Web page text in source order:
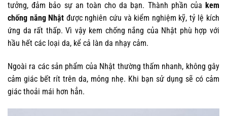
tưởng, đảm bảo sự an toàn cho da bạn. Thành phần của kem
chống nắng Nhật được nghiên cứu và kiểm nghiệm kỹ, tỷ lệ kích
ứng da rất thấp. Vì vậy kem chống nắng của Nhật phù hợp với
hầu hết các loại da, kể cả làn da nhạy cảm.
Ngoài ra các sản phẩm của Nhật thường thấm nhanh, không gây
cảm giác bết rít trên da, mỏng nhẹ. Khi bạn sử dụng sẽ có cảm
giác thoải mái hơn hẳn.